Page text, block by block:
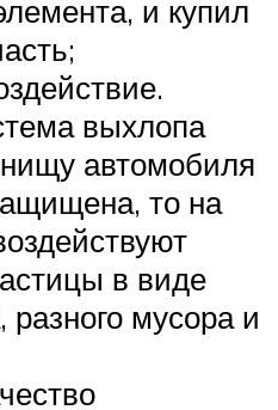
и купил
выхлопа
автомобиля
то на
в виде
разного мусора и